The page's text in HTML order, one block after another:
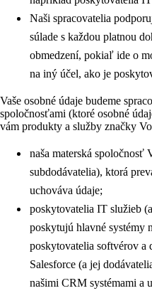
Naši spracovatelia
súlade s každou platnou
obmedzení, pokiaľ ide o
na iný účel, ako je
Vaše osobné údaje budeme
spoločnosťami (ktoré osobné
vám produkty a služby značky
naša materská spoločnosť
subdodávatelia), ktorá
uchováva údaje;
poskytovatelia IT služieb
poskytujú hlavné systémy
poskytovatelia softvérov a
Salesforce (a jej
našimi CRM systémami a